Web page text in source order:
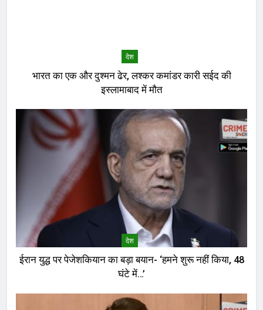
देश
भारत का एक और दुश्मन ढेर, लश्कर कमांडर कारी सईद की
इस्लामाबाद में मौत
देश
ईरान युद्ध पर पेजेशकियान का बड़ा बयान- ‘हमने शुरू नहीं किया, 48
घंटे में…’